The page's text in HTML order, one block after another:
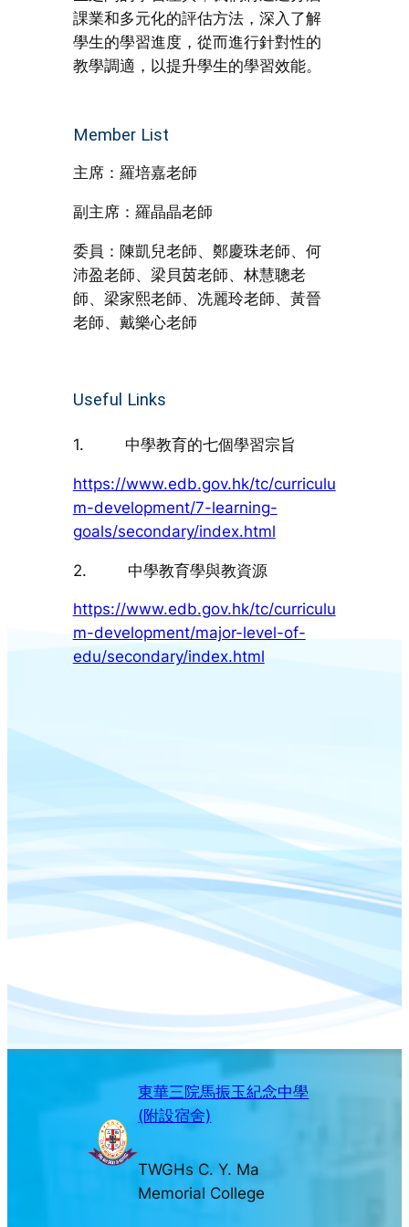
課業和多元化的評估方法，深入了解
學生的學習進度，從而進行針對性的
教學調適，以提升學生的學習效能。
Member List
主席：羅培嘉老師
副主席：羅晶晶老師
委員：陳凱兒老師、鄭慶珠老師、何
沛盈老師、梁貝茵老師、林慧聰老
師、梁家熙老師、冼麗玲老師、黃晉
老師、戴樂心老師
Useful Links
1. 中學教育的七個學習宗旨
https://www.edb.gov.hk/tc/curriculu
m-development/7-learning-
goals/secondary/index.html
2. 中學教育學與教資源
https://www.edb.gov.hk/tc/curriculu
m-development/major-level-of-
edu/secondary/index.html
東華三院馬振玉紀念中學
(附設宿舍)
TWGHs C. Y. Ma
Memorial College